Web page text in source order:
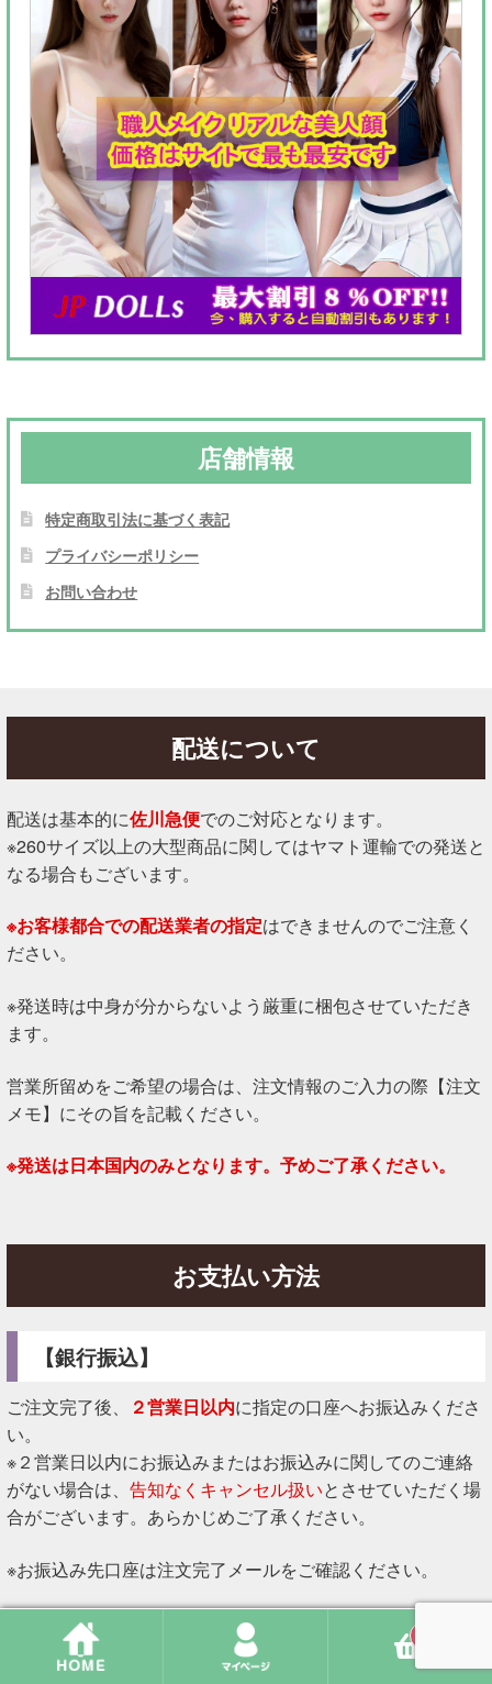
店舗情報
特定商取引法に基づく表記
プライバシーポリシー
お問い合わせ
配送について
配送は基本的に佐川急便でのご対応となります。
※260サイズ以上の大型商品に関してはヤマト運輸での発送と
なる場合もございます。
※お客様都合での配送業者の指定はできませんのでご注意く
ださい。
※発送時は中身が分からないよう厳重に梱包させていただき
ます。
営業所留めをご希望の場合は、注文情報のご入力の際【注文
メモ】にその旨を記載ください。
※発送は日本国内のみとなります。予めご了承ください。
お支払い方法
【銀行振込】
ご注文完了後、 ２営業日以内に指定の口座へお振込みくださ
い。
※２営業日以内にお振込みまたはお振込みに関してのご連絡
がない場合は、 告知なくキャンセル扱いとさせていただく場
合がございます。あらかじめご了承ください。
※お振込み先口座は注文完了メールをご確認ください。
【クレジット決済】